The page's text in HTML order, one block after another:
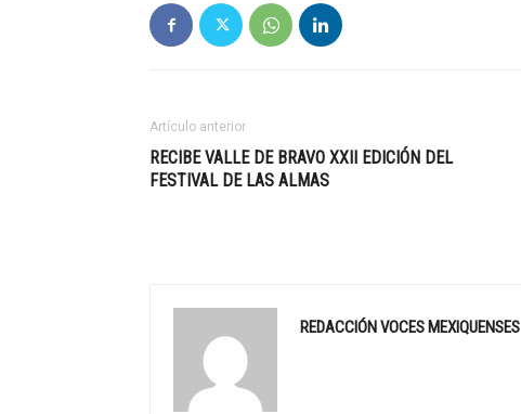
Artículo anterior
RECIBE VALLE DE BRAVO XXII EDICIÓN DEL
FESTIVAL DE LAS ALMAS
REDACCIÓN VOCES MEXIQUENSES